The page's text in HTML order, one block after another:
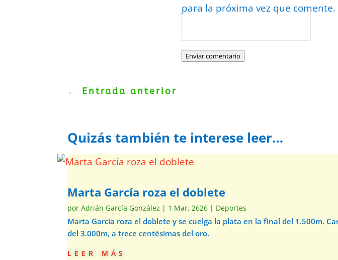
para la próxima vez que comente.
Enviar comentario
← Entrada anterior
Quizás también te interese leer…
Marta García roza el doblete
porAdrián García González | 1 Mar, 2626 | Deportes
Marta García roza el doblete y se cuelga la plata en la final del 1.500m.
del 3.000m, a trece centésimas del oro.
leer más